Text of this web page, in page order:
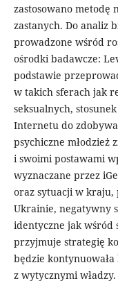
zastosowano metodę
zastanych. Do analiz
prowadzone wśród
ośrodki badawcze:
podstawie
w takich sferach jak
seksualnych,
Internetu do
psychiczne młodzież
i swoimi postawami
wyznaczane przez
oraz sytuacji w kraju,
Ukrainie, negatywny
identyczne jak wśród
przyjmuje strategię
będzie
z wytycznymi władzy.